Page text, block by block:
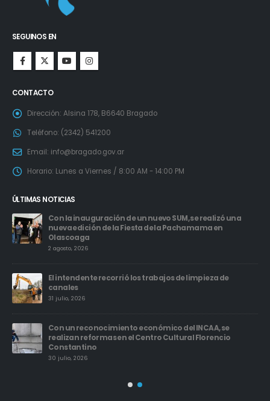
SEGUINOS EN
CONTACTO
Dirección: Alsina 178, B6640 Bragado
Teléfono: (2342) 541200
Email: info@bragado.gov.ar
Horario: Lunes a Viernes / 8:00 AM - 14:00 PM
ÚLTIMAS NOTICIAS
Con la inauguración de un nuevo SUM, se realizó una
nueva edición de la Fiesta de la Pachamama en
Olascoaga
2 agosto, 2026
El intendente recorrió los trabajos de limpieza de
canales
31 julio, 2026
Con un reconocimiento económico del INCAA, se
realizan reformas en el Centro Cultural Florencio
Constantino
30 julio, 2026